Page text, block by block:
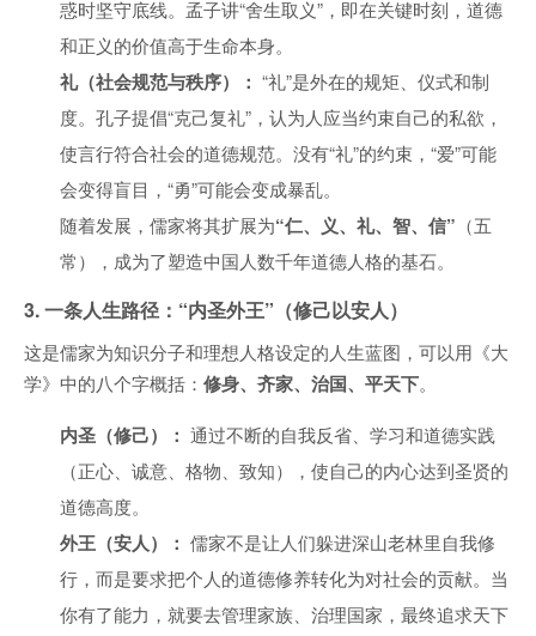
惑时坚守底线。孟子讲“舍生取义”，即在关键时刻，道德
和正义的价值高于生命本身。
礼（社会规范与秩序）： “礼”是外在的规矩、仪式和制
度。孔子提倡“克己复礼”，认为人应当约束自己的私欲，
使言行符合社会的道德规范。没有“礼”的约束，“爱”可能
会变得盲目，“勇”可能会变成暴乱。
随着发展，儒家将其扩展为“仁、义、礼、智、信” （五
常），成为了塑造中国人数千年道德人格的基石。
3. 一条人生路径：“内圣外王”（修己以安人）
这是儒家为知识分子和理想人格设定的人生蓝图，可以用《大
学》中的八个字概括： 修身、齐家、治国、平天下。
内圣（修己）： 通过不断的自我反省、学习和道德实践
（正心、诚意、格物、致知），使自己的内心达到圣贤的
道德高度。
外王（安人）： 儒家不是让人们躲进深山老林里自我修
行，而是要求把个人的道德修养转化为对社会的贡献。当
你有了能力，就要去管理家族、治理国家，最终追求天下